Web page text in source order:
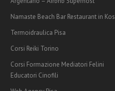
Namaste Beach Bar Restaurant in Kos
Termoidraulica Pisa
Corsi Reiki Torino
Corsi Formazione Mediatori Felini
Educatori Cinofili